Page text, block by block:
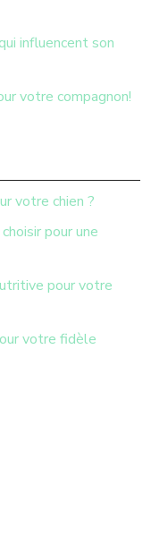
influencent son
votre compagnon!
votre chien ?
pour une
pour votre
votre fidèle